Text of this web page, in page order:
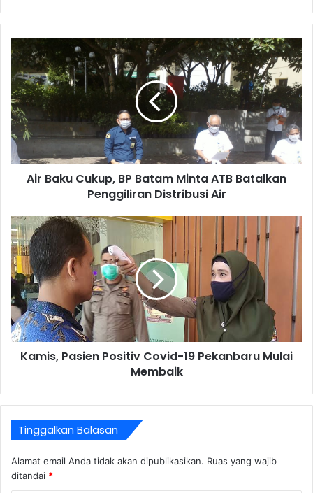
Air Baku Cukup, BP Batam Minta ATB Batalkan
Penggiliran Distribusi Air
Kamis, Pasien Positiv Covid-19 Pekanbaru Mulai
Membaik
Tinggalkan Balasan
Alamat email Anda tidak akan dipublikasikan. Ruas yang wajib
ditandai *